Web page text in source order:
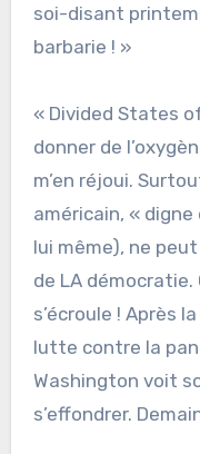
soi-disant
barbarie ! »
« Divided States
donner de
m’en réjoui.
américain, «
lui même), ne
de LA démocratie.
s’écroule ! Après
lutte contre la
Washington voit
s’effondrer.